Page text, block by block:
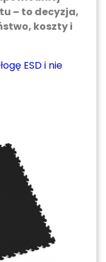
– to decyzja,
koszty i
ESD i nie